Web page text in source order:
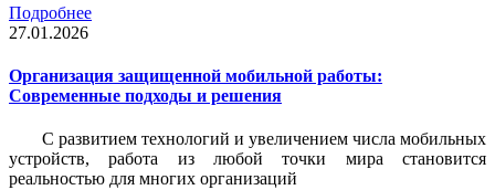
Подробнее
27.01.2026
Организация защищенной мобильной работы:
Современные подходы и решения
С развитием технологий и увеличением числа мобильных
устройств, работа из любой точки мира становится
реальностью для многих организаций